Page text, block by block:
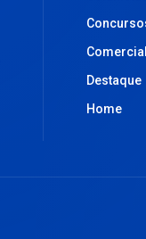
Comercial
Destaque
Home